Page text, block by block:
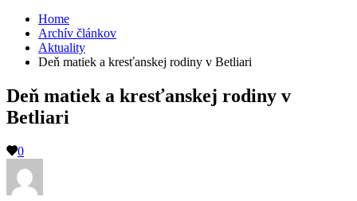
Home
Archív článkov
Aktuality
Deň matiek a kresťanskej rodiny v Betliari
Deň matiek a kresťanskej rodiny v
Betliari
0